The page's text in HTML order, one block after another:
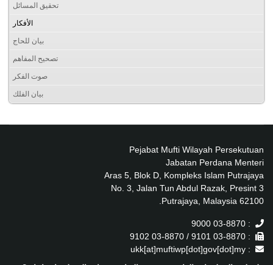
تحقيق المسائل
الأفكار
بيان للحاج
تصحيح المفاهم
صوت الفكر
بيان الفلك
Pejabat Mufti Wilayah Persekutuan
Jabatan Perdana Menteri
Aras 5, Blok D, Kompleks Islam Putrajaya
No. 3, Jalan Tun Abdul Razak, Presint 3
62100 Putrajaya, Malaysia.
: 03-8870 9000
: 03-8870 9101 / 03-8870 9102
: ukk[at]muftiwp[dot]gov[dot]my